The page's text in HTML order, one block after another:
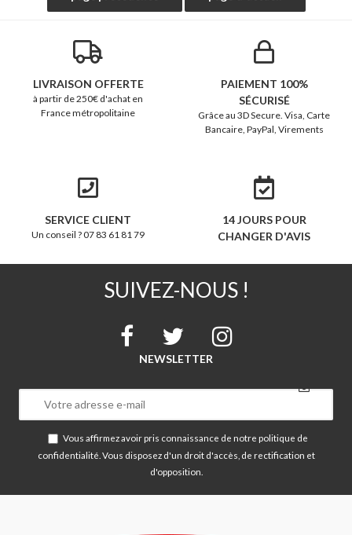
LIVRAISON OFFERTE
à partir de 250€ d'achat en
France métropolitaine
PAIEMENT 100%
SÉCURISÉ
Grâce au 3D Secure. Visa, Carte
Bancaire, PayPal, Virements
SERVICE CLIENT
Un conseil ? 07 83 61 81 79
14 JOURS POUR
CHANGER D'AVIS
SUIVEZ-NOUS !
NEWSLETTER
Vous affirmez avoir pris connaissance de notre politique de
confidentialité . Vous disposez d'un droit d'accès, de rectification et
d'opposition.